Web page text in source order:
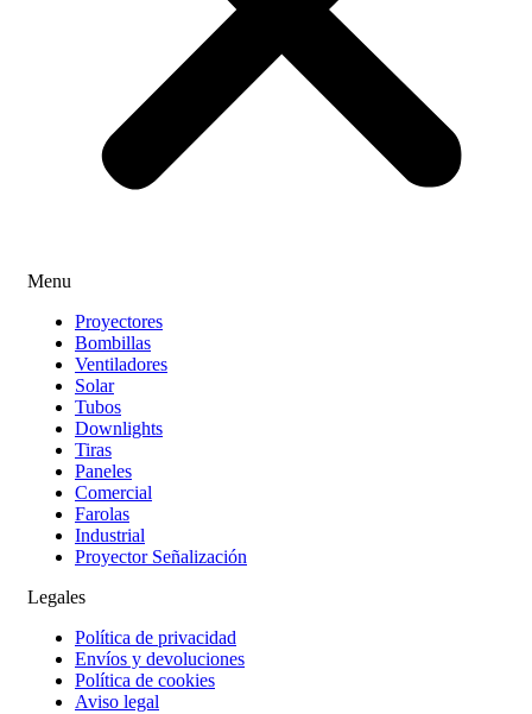
Menu
Proyectores
Bombillas
Ventiladores
Solar
Tubos
Downlights
Tiras
Paneles
Comercial
Farolas
Industrial
Proyector Señalización
Legales
Política de privacidad
Envíos y devoluciones
Política de cookies
Aviso legal